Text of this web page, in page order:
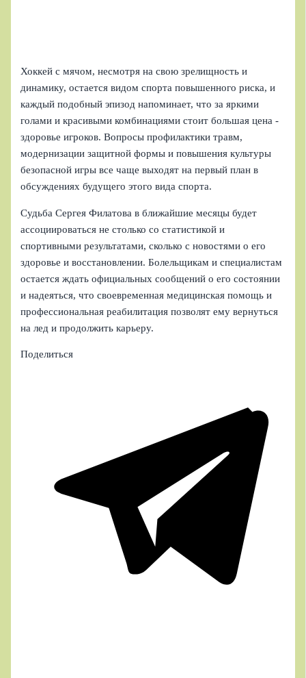
Хоккей с мячом, несмотря на свою зрелищность и
динамику, остается видом спорта повышенного риска, и
каждый подобный эпизод напоминает, что за яркими
голами и красивыми комбинациями стоит большая цена -
здоровье игроков. Вопросы профилактики травм,
модернизации защитной формы и повышения культуры
безопасной игры все чаще выходят на первый план в
обсуждениях будущего этого вида спорта.
Судьба Сергея Филатова в ближайшие месяцы будет
ассоциироваться не столько со статистикой и
спортивными результатами, сколько с новостями о его
здоровье и восстановлении. Болельщикам и специалистам
остается ждать официальных сообщений о его состоянии
и надеяться, что своевременная медицинская помощь и
профессиональная реабилитация позволят ему вернуться
на лед и продолжить карьеру.
Поделиться